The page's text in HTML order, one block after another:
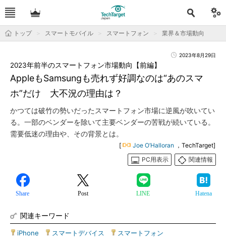
トップ スマートモバイル スマートフォン 業界＆市場動向
2023年8月29日
AppleもSamsungも売れず好調なのは“あのスマ
ホ”だけ 大不況の理由は？
2023年前半のスマートフォン市場動向【前編】
かつては破竹の勢いだったスマートフォン市場に逆風が吹いてい
る。一部のベンダーを除いて主要ベンダーの苦戦が続いている。
需要低迷の理由や、その背景とは。
[ Joe O’Halloran ，TechTarget]
PC用表示
関連情報
Share Post LINE Hatena
関連キーワード
iPhone スマートデバイス スマートフォン